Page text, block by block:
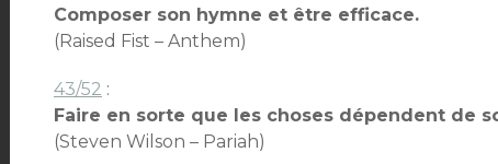
Composer son hymne et être efficace.
(Raised Fist – Anthem)
43/52 :
Faire en sorte que les choses dépendent de
(Steven Wilson – Pariah)